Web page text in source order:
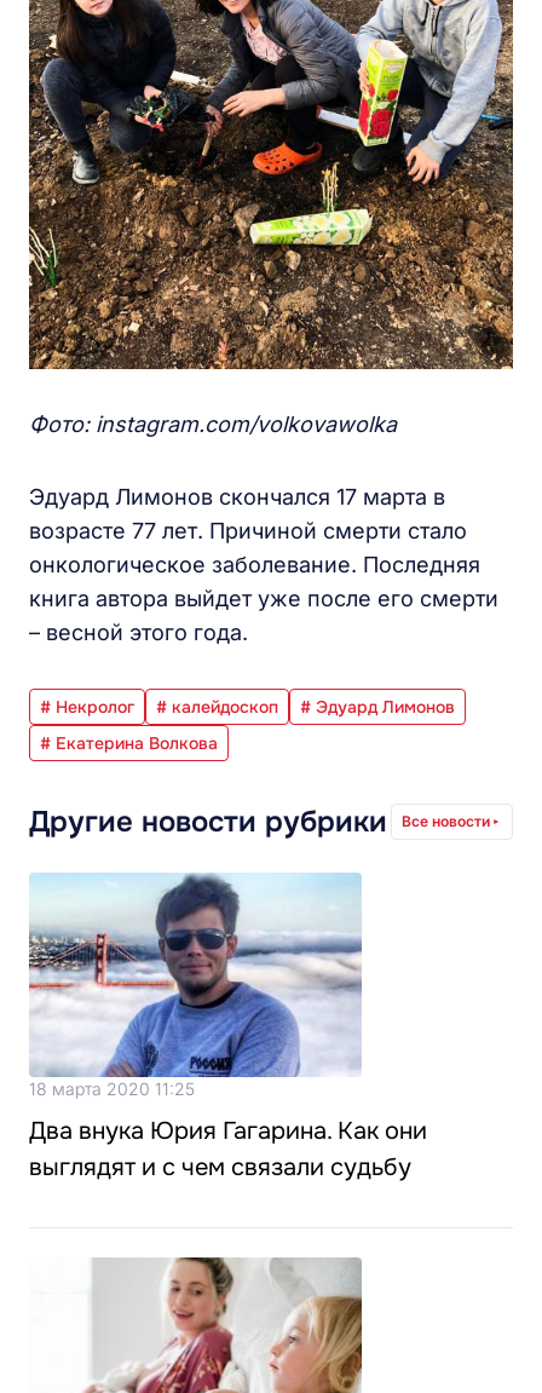
Фото: instagram.com/volkovawolka
Эдуард Лимонов скончался 17 марта в
возрасте 77 лет. Причиной смерти стало
онкологическое заболевание. Последняя
книга автора выйдет уже после его смерти
– весной этого года.
# Некролог # калейдоскоп
# Эдуард Лимонов
# Екатерина Волкова
Другие новости рубрики Все новости
18 марта 2020 11:25
Два внука Юрия Гагарина. Как они
выглядят и с чем связали судьбу